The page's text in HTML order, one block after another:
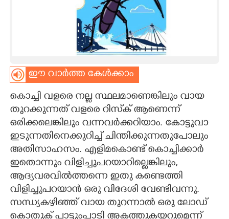
ASTRO
CARTOONS
LITERATURE
ZOOM
CONTACT US
ഈ വാർത്ത കേൾക്കാം
കൊച്ചി വളരെ നല്ല സ്ഥലമാണെങ്കിലും വായ
തുറക്കുന്നത് വളരെ റിസ്‌ക് ആണെന്ന്
ഒരിക്കലെങ്കിലും വന്നവർക്കറിയാം. കോട്ടുവാ
ഇടുന്നതിനെക്കുറിച്ച് ചിന്തിക്കുന്നതുപോലും
അതിസാഹസം. എളിമകൊണ്ട് കൊച്ചിക്കാർ
ഇതൊന്നും വിളിച്ചുപറയാറില്ലെങ്കിലും,
ആദ്യവരവിൽത്തന്നെ ഇതു കണ്ടെത്തി
വിളിച്ചുപറയാൻ ഒരു വിദേശി വേണ്ടിവന്നു.
സന്ധ്യകഴിഞ്ഞ് വായ തുറന്നാൽ ഒരു ലോഡ്